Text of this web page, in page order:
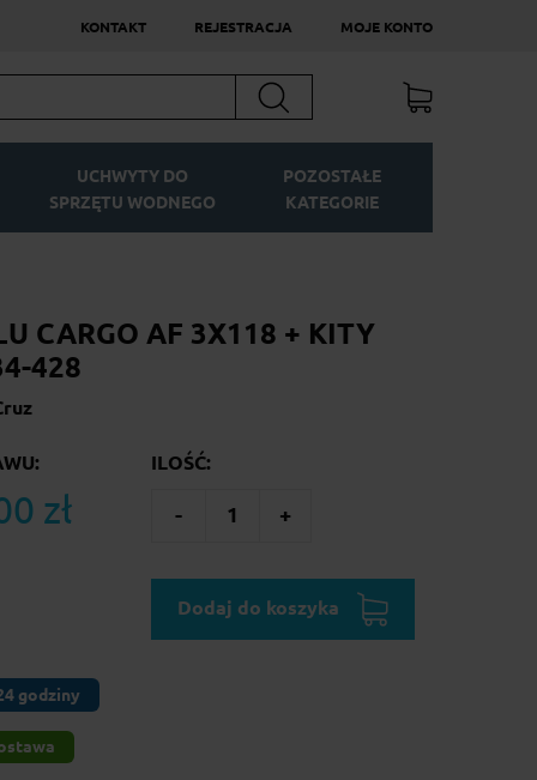
KONTAKT REJESTRACJA MOJE KONTO
Szukaj
UCHWYTY DO
SPRZĘTU WODNEGO
POZOSTAŁE
KATEGORIE
CARGO AF 3X118 + KITY
428
zł
ILOŚĆ:
- 1 +
Dodaj do koszyka
godziny